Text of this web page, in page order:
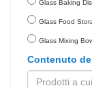
Glass Baking
Glass Food
Glass Mixing
Contenuto